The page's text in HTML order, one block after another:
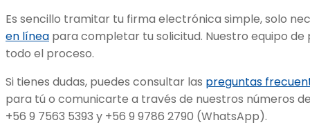
Es sencillo tramitar tu firma electrónica simple, solo
en línea para completar tu solicitud. Nuestro equipo
todo el proceso.
Si tienes dudas, puedes consultar las preguntas
para tú o comunicarte a través de nuestros números
+56 9 7563 5393 y +56 9 9786 2790 (WhatsApp).